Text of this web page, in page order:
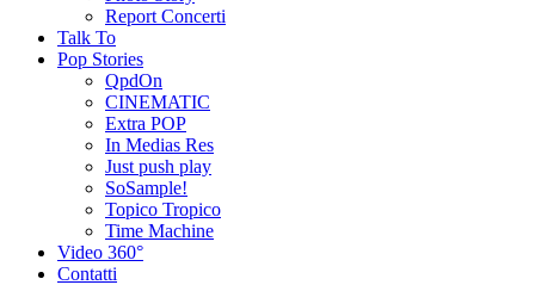
Report Concerti
Talk To
Pop Stories
QpdOn
CINEMATIC
Extra POP
In Medias Res
Just push play
SoSample!
Topico Tropico
Time Machine
Video 360°
Contatti